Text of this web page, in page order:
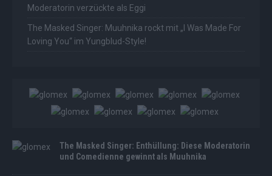
Moderatorin verzückte als Eggi
The Masked Singer: Muuhnika rockt mit „I Was Made For
Loving You“ im Yungblud-Style!
The Masked Singer: Enthüllung: Diese Moderatorin
und Comedienne gewinnt als Muuhnika